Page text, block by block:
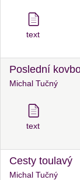
text
Poslední
Michal Tučný
text
Cesty toulavý
Michal Tučný